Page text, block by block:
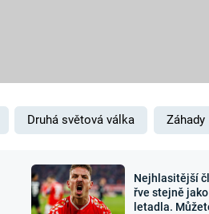
MARS
Záhady a
Druhá světová válka Záhady
Nejhlasitější
řve stejně
letadla.